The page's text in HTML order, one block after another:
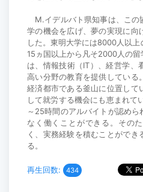
M.イデルバト県知事は、この
学の機会を広げ、夢の実現に向
した。東明大学には8000人以
15ヵ国以上から凡そ2000人の
は、情報技術（IT）、経営学、
高い分野の教育を提供している
経済都市である釜山に位置して
して就労する機会にも恵まれて
～25時間のアルバイトが認め
なく働くことができる。その
く、実務経験を積むことがで
る。
再生回数: 434